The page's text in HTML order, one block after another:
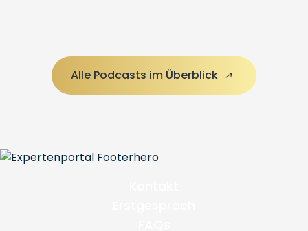
Alle Podcasts im Überblick